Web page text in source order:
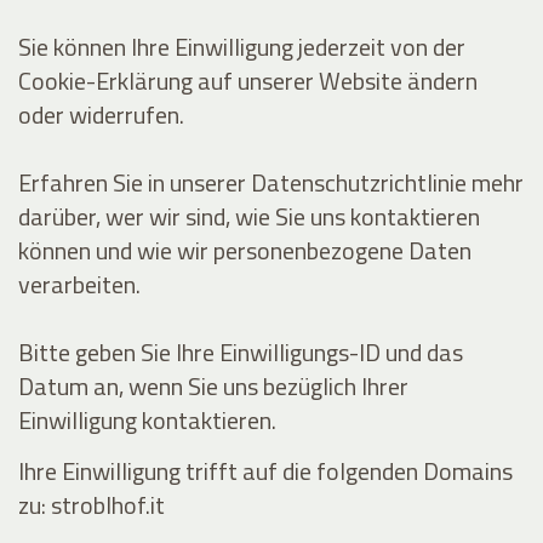
Sie können Ihre Einwilligung jederzeit von der
Cookie-Erklärung auf unserer Website ändern
oder widerrufen.
Erfahren Sie in unserer Datenschutzrichtlinie mehr
darüber, wer wir sind, wie Sie uns kontaktieren
können und wie wir personenbezogene Daten
verarbeiten.
Bitte geben Sie Ihre Einwilligungs-ID und das
Datum an, wenn Sie uns bezüglich Ihrer
Einwilligung kontaktieren.
Ihre Einwilligung trifft auf die folgenden Domains
zu: stroblhof.it